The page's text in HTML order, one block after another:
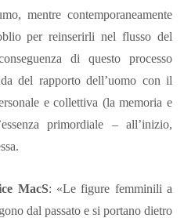
mentre contemporaneamente
per reinserirli nel flusso del
di questo processo
del rapporto dell’uomo con il
e collettiva (la memoria e
primordiale – all’inizio,
MacS: «Le figure femminili a
dal passato e si portano dietro